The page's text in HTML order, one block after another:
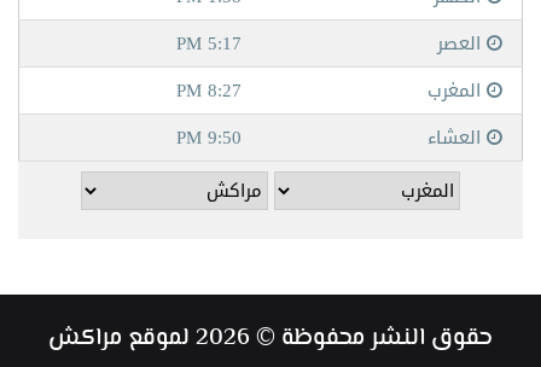
حقوق النشر محفوظة © 2026 لموقع مراكش